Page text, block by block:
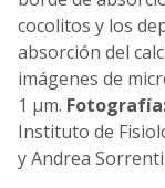
cocolitos y los
absorción del
imágenes de
1 µm.
Instituto de
y Andrea